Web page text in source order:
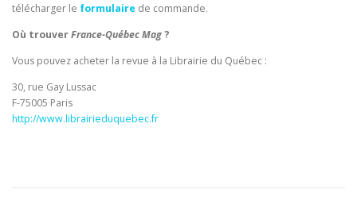
télécharger le formulaire de commande.
Où trouverFrance-Québec Mag?
Vous pouvez acheter la revue à la Librairie du Québec :
30, rue Gay Lussac
F-75005 Paris
http://www.librairieduquebec.fr